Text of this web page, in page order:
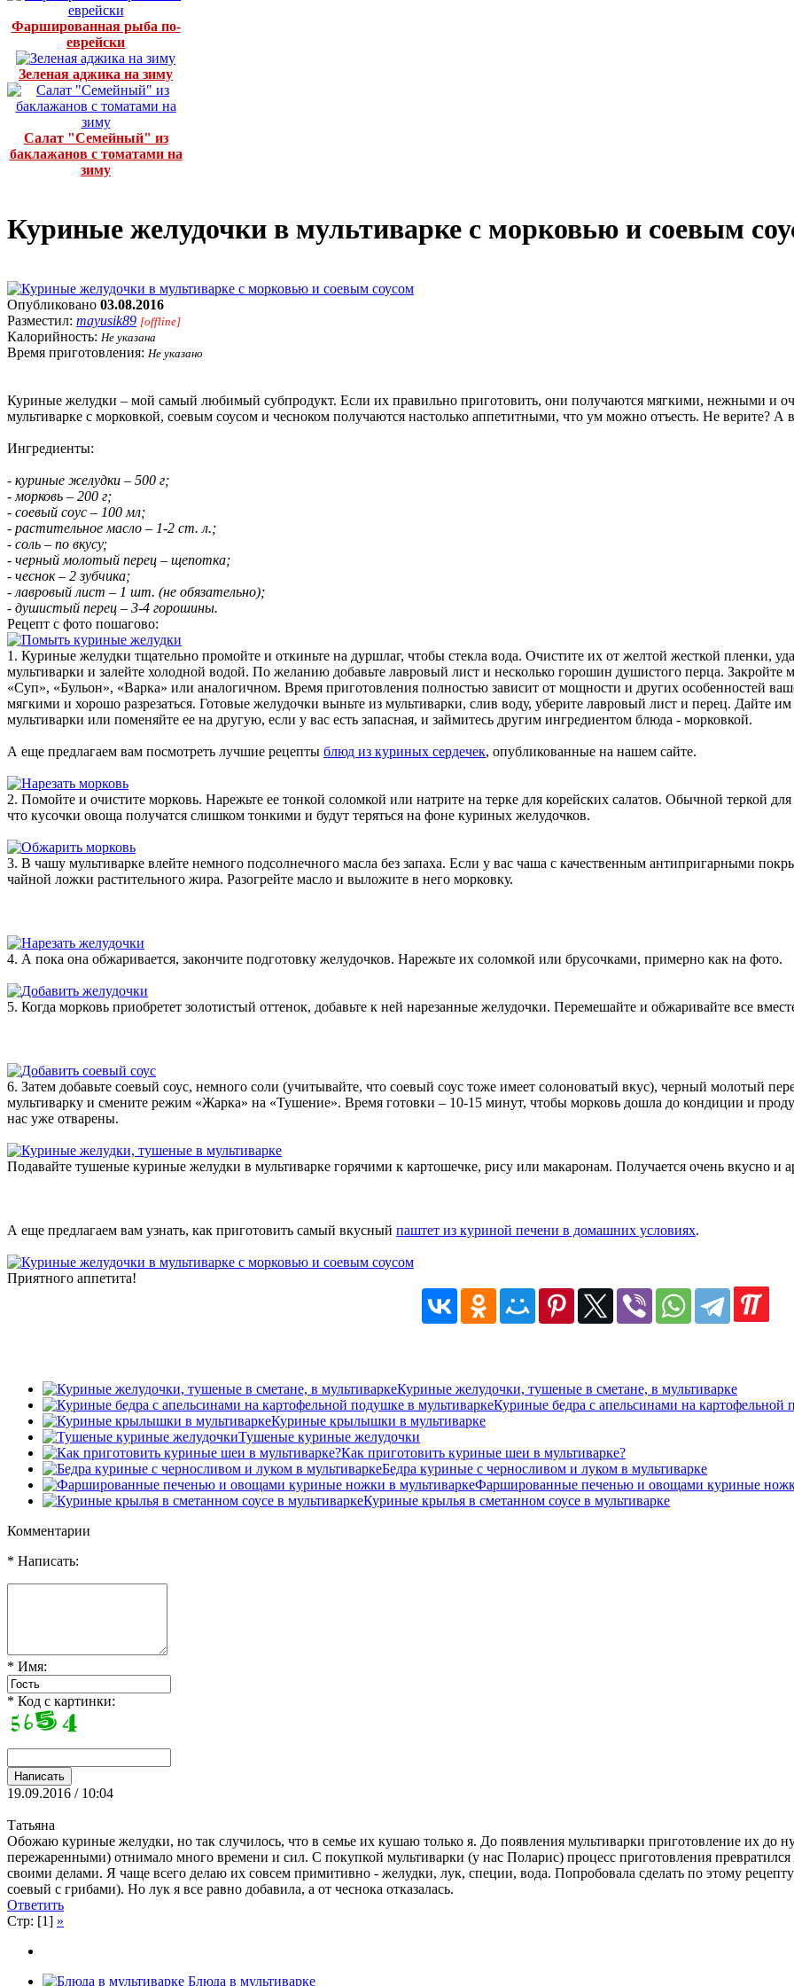
Фаршированная рыба по-
еврейски
Зеленая аджика на зиму
Салат "Семейный" из
баклажанов с томатами на
зиму
Куриные желудочки в мультиварке с морковью и соевым
Опубликовано 03.08.2016
Разместил: mayusik89 [offline]
Калорийность: Не указана
Время приготовления: Не указано
Куриные желудки – мой самый любимый субпродукт. Если их правильно приготовить, они получаются мягкими, нежными и
мультиварке с морковкой, соевым соусом и чесноком получаются настолько аппетитными, что ум можно отъесть. Не верите? А
Ингредиенты:
- куриные желудки – 500 г;
- морковь – 200 г;
- соевый соус – 100 мл;
- растительное масло – 1-2 ст. л.;
- соль – по вкусу;
- черный молотый перец – щепотка;
- чеснок – 2 зубчика;
- лавровый лист – 1 шт. (не обязательно);
- душистый перец – 3-4 горошины.
Рецепт с фото пошагово:
1. Куриные желудки тщательно промойте и откиньте на дуршлаг, чтобы стекла вода. Очистите их от желтой жесткой пленки,
мультиварки и залейте холодной водой. По желанию добавьте лавровый лист и несколько горошин душистого перца. Закройте
«Суп», «Бульон», «Варка» или аналогичном. Время приготовления полностью зависит от мощности и других особенностей
мягкими и хорошо разрезаться. Готовые желудочки выньте из мультиварки, слив воду, уберите лавровый лист и перец. Дайте
мультиварки или поменяйте ее на другую, если у вас есть запасная, и займитесь другим ингредиентом блюда - морковкой.
А еще предлагаем вам посмотреть лучшие рецепты блюд из куриных сердечек, опубликованные на нашем сайте.
2. Помойте и очистите морковь. Нарежьте ее тонкой соломкой или натрите на терке для корейских салатов. Обычной теркой
что кусочки овоща получатся слишком тонкими и будут теряться на фоне куриных желудочков.
3. В чашу мультиварке влейте немного подсолнечного масла без запаха. Если у вас чаша с качественным антипригарными
чайной ложки растительного жира. Разогрейте масло и выложите в него морковку.
4. А пока она обжаривается, закончите подготовку желудочков. Нарежьте их соломкой или брусочками, примерно как на фото.
5. Когда морковь приобретет золотистый оттенок, добавьте к ней нарезанные желудочки. Перемешайте и обжаривайте все
6. Затем добавьте соевый соус, немного соли (учитывайте, что соевый соус тоже имеет солоноватый вкус), черный молотый
мультиварку и смените режим «Жарка» на «Тушение». Время готовки – 10-15 минут, чтобы морковь дошла до кондиции и
нас уже отварены.
Подавайте тушеные куриные желудки в мультиварке горячими к картошечке, рису или макаронам. Получается очень вкусно и
А еще предлагаем вам узнать, как приготовить самый вкусный паштет из куриной печени в домашних условиях.
Приятного аппетита!
Куриные желудочки, тушеные в сметане, в мультиварке
Куриные бедра с апельсинами на картофельной
Куриные крылышки в мультиварке
Тушеные куриные желудочки
Как приготовить куриные шеи в мультиварке?
Бедра куриные с черносливом и луком в мультиварке
Фаршированные печенью и овощами куриные
Куриные крылья в сметанном соусе в мультиварке
Комментарии
* Написать:
* Имя:
* Код с картинки:
19.09.2016 / 10:04
Татьяна
Обожаю куриные желудки, но так случилось, что в семье их кушаю только я. До появления мультиварки приготовление их до
пережаренными) отнимало много времени и сил. С покупкой мультиварки (у нас Поларис) процесс приготовления
своими делами. Я чаще всего делаю их совсем примитивно - желудки, лук, специи, вода. Попробовала сделать по этому
соевый с грибами). Но лук я все равно добавила, а от чеснока отказалась.
Ответить
Стр: [1] »
Блюда в мультиварке